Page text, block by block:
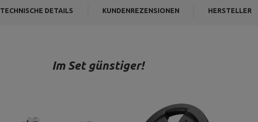
TECHNISCHE DETAILS KUNDENREZENSIONEN HERSTELLER
Im Set günstiger!